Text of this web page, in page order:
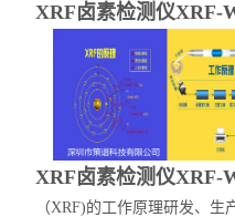
XRF卤素检测仪XRF-
XRF卤素检测仪XRF-
（XRF)的工作原理研发、